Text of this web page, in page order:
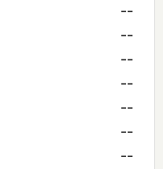
--
--
--
--
--
--
--